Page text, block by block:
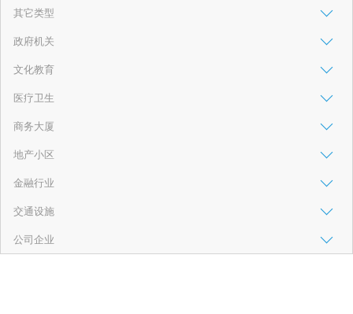
其它类型
政府机关
文化教育
医疗卫生
商务大厦
地产小区
金融行业
交通设施
公司企业